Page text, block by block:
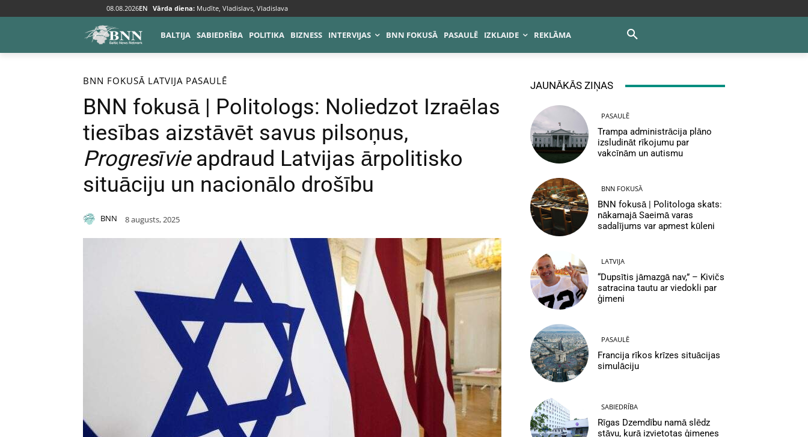
08.08.2026EN Vārda diena: Mudīte, Vladislavs, Vladislava
BALTIJA SABIEDRĪBA POLITIKA BIZNESS INTERVIJAS BNN FOKUSĀ PASAULĒ IZKLAIDE REKLĀMA
Sākums BNN fokusā
BNN FOKUSĀ LATVIJA PASAULĒ
BNN fokusā | Politologs: Noliedzot Izraēlas
tiesības aizstāvēt savus pilsoņus,
Progresīvieapdraud Latvijas ārpolitisko
situāciju un nacionālo drošību
BNN 8 augusts, 2025
JAUNĀKĀS ZIŅAS
PASAULĒ
Trampa administrācija plāno
izsludināt rīkojumu par
vakcīnām un autismu
BNN FOKUSĀ
BNN fokusā | Politologa skats:
nākamajā Saeimā varas
sadalījums var apmest kūleni
LATVIJA
“Dupsītis jāmazgā nav,” – Kivičs
satracina tautu ar viedokli par
ģimeni
PASAULĒ
Francija rīkos krīzes situācijas
simulāciju
SABIEDRĪBA
Rīgas Dzemdību namā slēdz
stāvu, kurā izvietotas ģimenes